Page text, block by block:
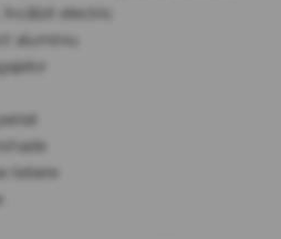
electric
aluminiu
tetiere